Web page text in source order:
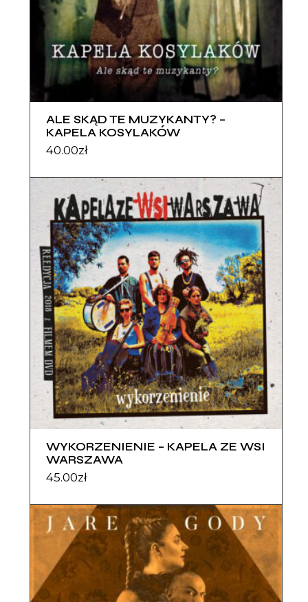
ALE SKĄD TE MUZYKANTY? –
KAPELA KOSYLAKÓW
40.00zł
WYKORZENIENIE – KAPELA ZE WSI
WARSZAWA
45.00zł